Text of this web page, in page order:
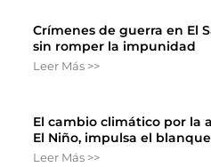
Crímenes de guerra en El
sin romper la impunidad
Leer Más >>
El cambio climático por la
El Niño, impulsa el
Leer Más >>